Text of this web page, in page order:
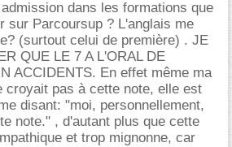
dans les formations que
sur Parcoursup ? L'anglais me
(surtout celui de première) . JE
QUE LE 7 A L'ORAL DE
ACCIDENTS. En effet même ma
croyait pas à cette note, elle est
disant: "moi, personnellement,
note." , d'autant plus que cette
et trop mignonne, car